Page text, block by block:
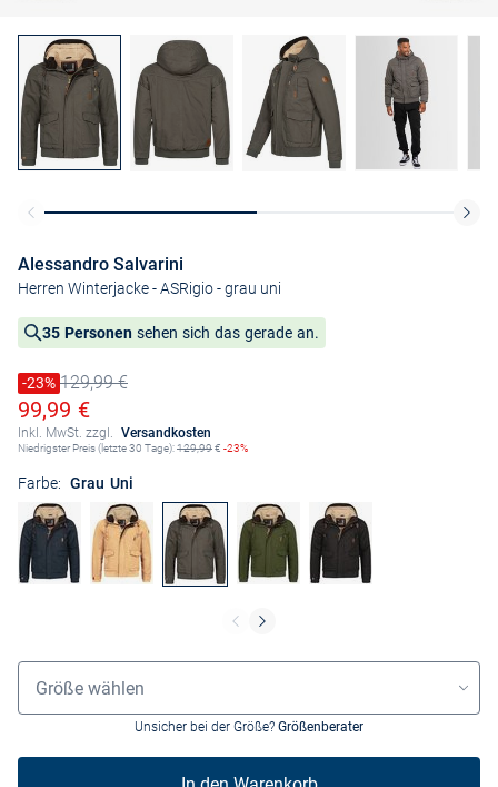
Alessandro Salvarini
Herren Winterjacke - ASRigio- grau uni
35 Personen sehen sich das gerade an.
Preis reduziert um
-23%
Alter Preis129,99 €
Ermäßigter Preis
99,99 €
Inkl. MwSt. zzgl. Versandkosten
Niedrigster Preis (letzte 30 Tage):129,99€ -23%
Farbe: Grau Uni
Größenauswahl
Größe wählen
Unsicher bei der Größe? Größenberater